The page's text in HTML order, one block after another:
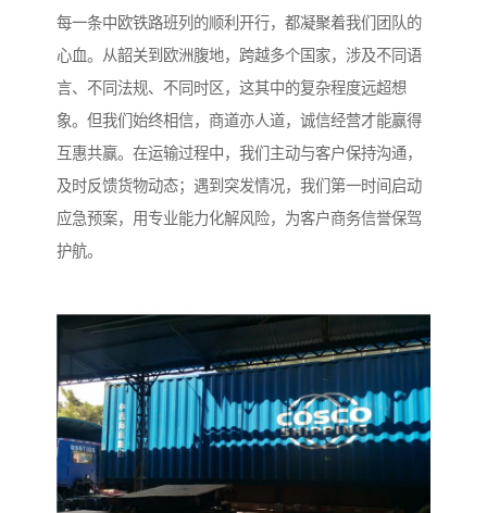
每一条中欧铁路班列的顺利开行，都凝聚着我们团队的
心血。从韶关到欧洲腹地，跨越多个国家，涉及不同语
言、不同法规、不同时区，这其中的复杂程度远超想
象。但我们始终相信，商道亦人道，诚信经营才能赢得
互惠共赢。在运输过程中，我们主动与客户保持沟通，
及时反馈货物动态；遇到突发情况，我们第一时间启动
应急预案，用专业能力化解风险，为客户商务信誉保驾
护航。